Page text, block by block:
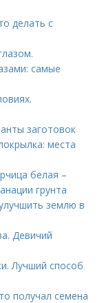
делать с
самые
заготовок
места
белая –
грунта
землю в
Девичий
Лучший способ
получал семена